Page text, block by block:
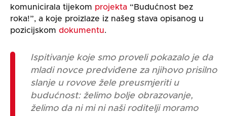
komunicirala tijekom projekta “Budućnost bez
roka!”, a koje proizlaze iz našeg stava opisanog u
pozicijskom dokumentu.
Ispitivanje koje smo proveli pokazalo je da
mladi novce predviđene za njihovo prisilno
slanje u rovove žele preusmjeriti u
budućnost: želimo bolje obrazovanje,
želimo da ni mi ni naši roditelji moramo